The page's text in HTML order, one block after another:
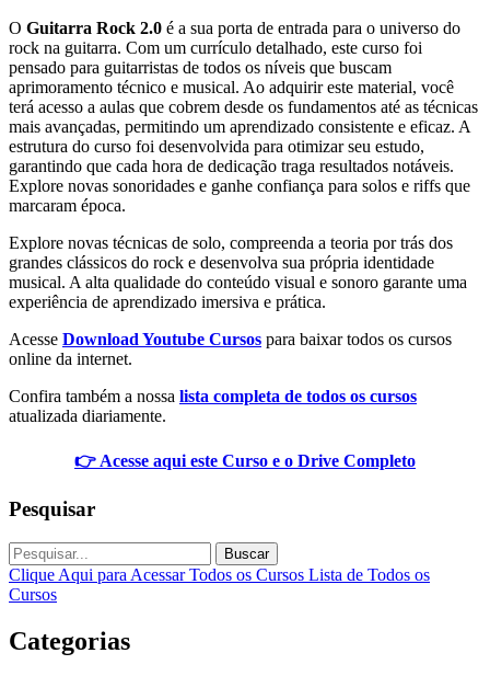
O Guitarra Rock 2.0 é a sua porta de entrada para o universo do
rock na guitarra. Com um currículo detalhado, este curso foi
pensado para guitarristas de todos os níveis que buscam
aprimoramento técnico e musical. Ao adquirir este material, você
terá acesso a aulas que cobrem desde os fundamentos até as técnicas
mais avançadas, permitindo um aprendizado consistente e eficaz. A
estrutura do curso foi desenvolvida para otimizar seu estudo,
garantindo que cada hora de dedicação traga resultados notáveis.
Explore novas sonoridades e ganhe confiança para solos e riffs que
marcaram época.
Explore novas técnicas de solo, compreenda a teoria por trás dos
grandes clássicos do rock e desenvolva sua própria identidade
musical. A alta qualidade do conteúdo visual e sonoro garante uma
experiência de aprendizado imersiva e prática.
Acesse Download Youtube Cursos para baixar todos os cursos
online da internet.
Confira também a nossa lista completa de todos os cursos
atualizada diariamente.
👉 Acesse aqui este Curso e o Drive Completo
Pesquisar
Buscar
Clique Aqui para Acessar Todos os Cursos Lista de Todos os
Cursos
Categorias